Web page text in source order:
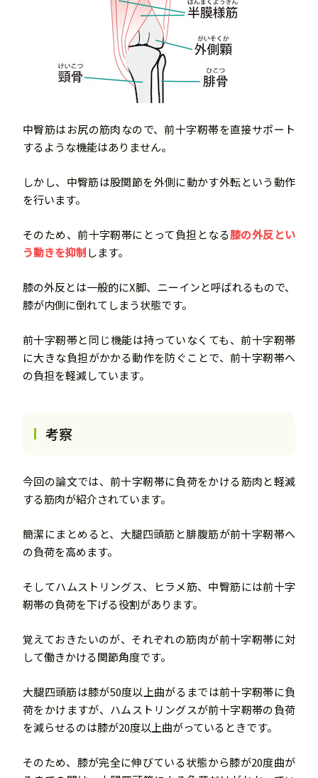
中臀筋はお尻の筋肉なので、前十字靭帯を直接サポート
するような機能はありません。
しかし、中臀筋は股関節を外側に動かす外転という動作
を行います。
そのため、前十字靭帯にとって負担となる膝の外反とい
う動きを抑制します。
膝の外反とは一般的にX脚、ニーインと呼ばれるもので、
膝が内側に倒れてしまう状態です。
前十字靭帯と同じ機能は持っていなくても、前十字靭帯
に大きな負担がかかる動作を防ぐことで、前十字靭帯へ
の負担を軽減しています。
考察
今回の論文では、前十字靭帯に負荷をかける筋肉と軽減
する筋肉が紹介されています。
簡潔にまとめると、大腿四頭筋と腓腹筋が前十字靭帯へ
の負荷を高めます。
そしてハムストリングス、ヒラメ筋、中臀筋には前十字
靭帯の負荷を下げる役割があります。
覚えておきたいのが、それぞれの筋肉が前十字靭帯に対
して働きかける関節角度です。
大腿四頭筋は膝が50度以上曲がるまでは前十字靭帯に負
荷をかけますが、ハムストリングスが前十字靭帯の負荷
を減らせるのは膝が20度以上曲がっているときです。
そのため、膝が完全に伸びている状態から膝が20度曲が